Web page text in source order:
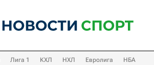
Лига 1 КХЛ НХЛ Евролига НБА